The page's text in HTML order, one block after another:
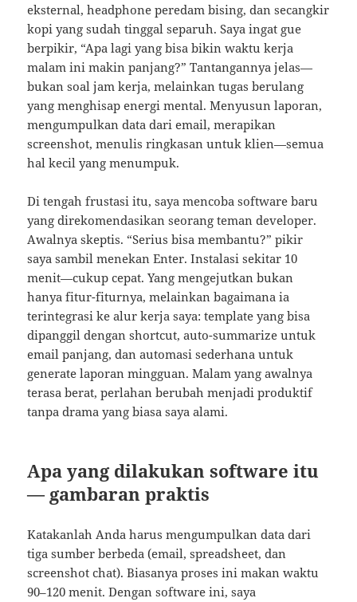
eksternal, headphone peredam bising, dan secangkir
kopi yang sudah tinggal separuh. Saya ingat gue
berpikir, “Apa lagi yang bisa bikin waktu kerja
malam ini makin panjang?” Tantangannya jelas—
bukan soal jam kerja, melainkan tugas berulang
yang menghisap energi mental. Menyusun laporan,
mengumpulkan data dari email, merapikan
screenshot, menulis ringkasan untuk klien—semua
hal kecil yang menumpuk.
Di tengah frustasi itu, saya mencoba software baru
yang direkomendasikan seorang teman developer.
Awalnya skeptis. “Serius bisa membantu?” pikir
saya sambil menekan Enter. Instalasi sekitar 10
menit—cukup cepat. Yang mengejutkan bukan
hanya fitur-fiturnya, melainkan bagaimana ia
terintegrasi ke alur kerja saya: template yang bisa
dipanggil dengan shortcut, auto-summarize untuk
email panjang, dan automasi sederhana untuk
generate laporan mingguan. Malam yang awalnya
terasa berat, perlahan berubah menjadi produktif
tanpa drama yang biasa saya alami.
Apa yang dilakukan software itu
— gambaran praktis
Katakanlah Anda harus mengumpulkan data dari
tiga sumber berbeda (email, spreadsheet, dan
screenshot chat). Biasanya proses ini makan waktu
90–120 menit. Dengan software ini, saya